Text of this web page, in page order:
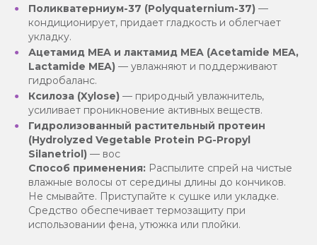
Поликватерниум-37 (Polyquaternium-37) —
кондиционирует, придает гладкость и облегчает
укладку.
Ацетамид MEA и лактамид MEA (Acetamide MEA,
Lactamide MEA) — увлажняют и поддерживают
гидробаланс.
Ксилоза (Xylose) — природный увлажнитель,
усиливает проникновение активных веществ.
Гидролизованный растительный протеин
(Hydrolyzed Vegetable Protein PG-Propyl
Silanetriol) — вос
Способ применения: Распылите спрей на чистые
влажные волосы от середины длины до кончиков.
Не смывайте. Приступайте к сушке или укладке.
Средство обеспечивает термозащиту при
использовании фена, утюжка или плойки.